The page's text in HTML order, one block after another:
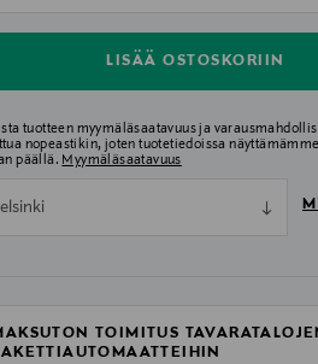
LISÄÄ OSTOSKORIIN
tuotteen myymäläsaatavuus ja
nopeastikin, joten tuotetiedoissa
päällä. Myymäläsaatavuus
TOIMITUS